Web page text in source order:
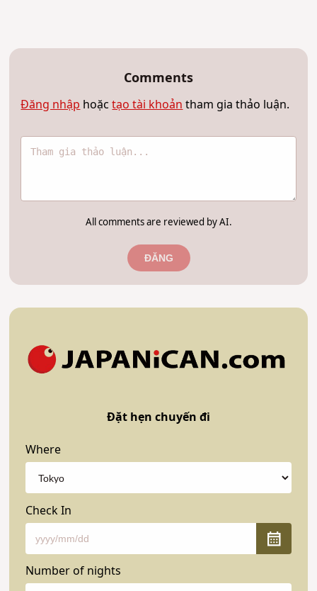
Comments
Đăng nhậphoặctạo tài khoảntham gia thảo luận.
All comments are reviewed by AI.
ĐĂNG
Đặt hẹn chuyến đi
Where
Check In
Number of nights